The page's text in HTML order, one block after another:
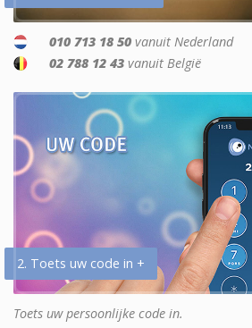
010 713 18 50 vanuit Nederland
02 788 12 43 vanuit België
2. Toets uw code in +
Toets uw persoonlijke code in.